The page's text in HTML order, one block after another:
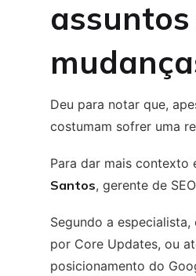
Deu para notar que,
costumam sofrer uma
Para dar mais contexto
Santos, gerente de
Segundo a
por Core Updates, ou
posicionamento do